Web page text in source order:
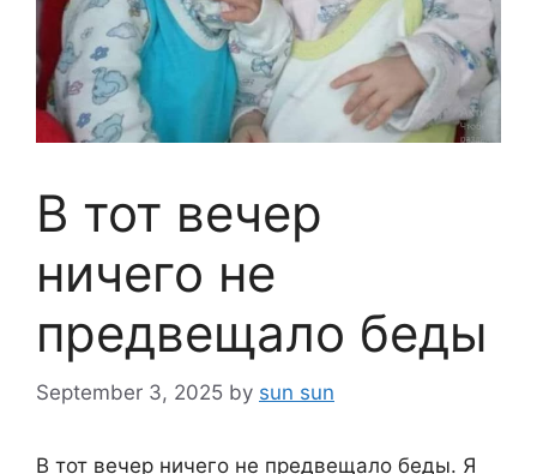
В тот вечер
ничего не
предвещало беды
September 3, 2025 by sun sun
В тот вечер ничего не предвещало беды. Я